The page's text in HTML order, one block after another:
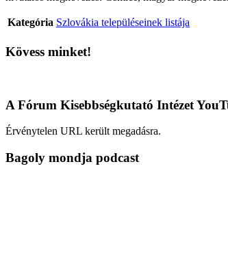
Kategória Szlovákia településeinek listája
Kövess minket!
A Fórum Kisebbségkutató Intézet
Érvénytelen URL került megadásra.
Bagoly mondja podcast